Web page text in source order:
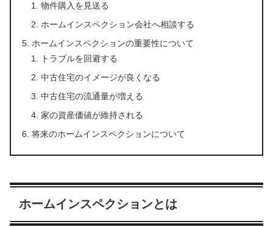
物件購入を見送る
ホームインスペクション会社へ相談する
ホームインスペクションの重要性について
トラブルを回避する
中古住宅のイメージが良くなる
中古住宅の流通量が増える
家の資産価値が維持される
将来のホームインスペクションについて
ホームインスペクションとは